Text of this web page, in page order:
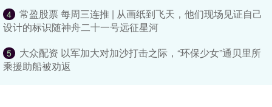
4
常盈股票 每周三连推 | 从画纸到飞天，他们现场见证自己
设计的标识随神舟二十一号远征星河
5
大众配资 以军加大对加沙打击之际，“环保少女”通贝里所
乘援助船被劝返